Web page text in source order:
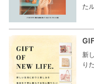
た
新
り